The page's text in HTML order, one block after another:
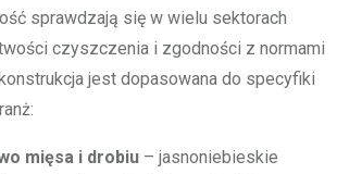
sprawdzają się w wielu sektorach
czyszczenia i zgodności z normami
jest dopasowana do specyfiki
mięsa i drobiu – jasnoniebieskie